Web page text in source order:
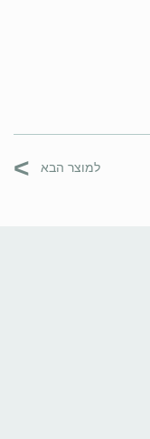
למוצר הבא >